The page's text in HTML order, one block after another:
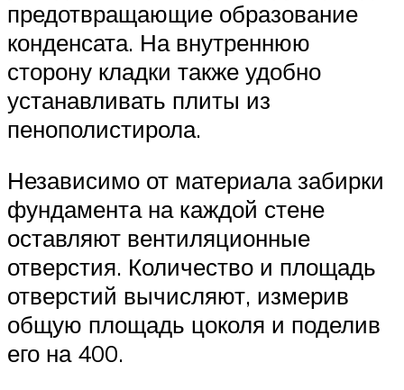
предотвращающие образование
конденсата. На внутреннюю
сторону кладки также удобно
устанавливать плиты из
пенополистирола.
Независимо от материала забирки
фундамента на каждой стене
оставляют вентиляционные
отверстия. Количество и площадь
отверстий вычисляют, измерив
общую площадь цоколя и поделив
его на 400.